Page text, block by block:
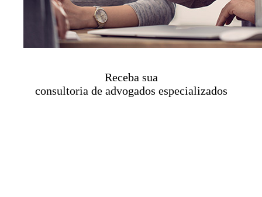
Receba sua
consultoria de advogados especializados